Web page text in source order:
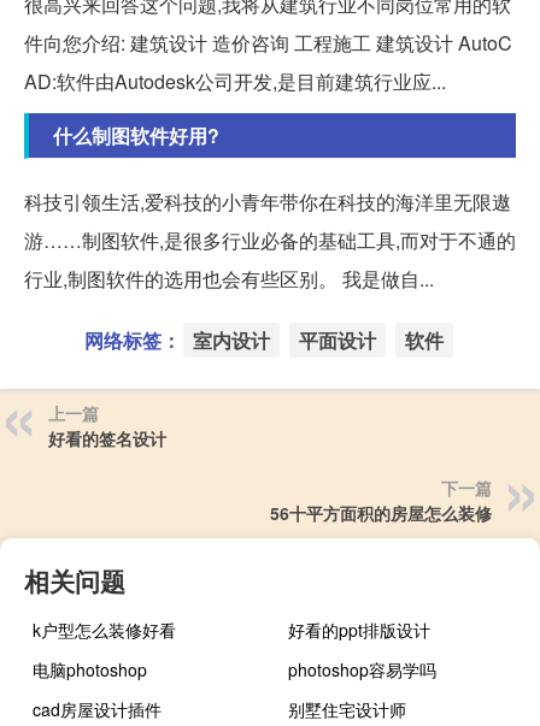
件向您介绍: 建筑设计 造价咨询 工程施工 建筑设计 AutoC
AD:软件由Autodesk公司开发,是目前建筑行业应...
什么制图软件好用?
科技引领生活,爱科技的小青年带你在科技的海洋里无限遨
游……制图软件,是很多行业必备的基础工具,而对于不通的
行业,制图软件的选用也会有些区别。 我是做自...
网络标签： 室内设计 平面设计 软件
上一篇
好看的签名设计
下一篇
56十平方面积的房屋怎么装修
相关问题
k户型怎么装修好看
好看的ppt排版设计
电脑photoshop
photoshop容易学吗
cad房屋设计插件
别墅住宅设计师